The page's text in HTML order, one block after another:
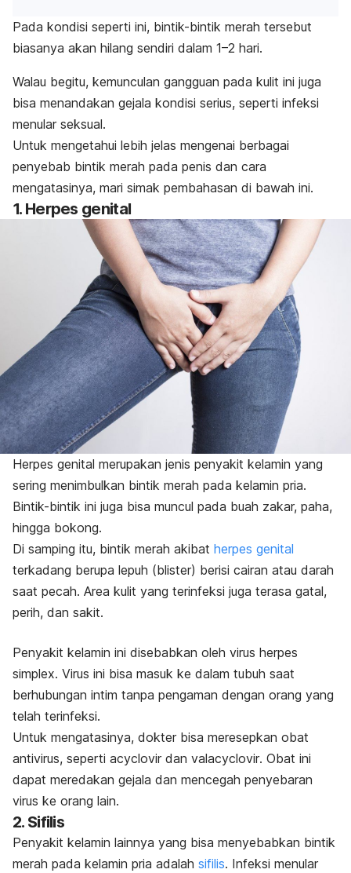
Pada kondisi seperti ini, bintik-bintik merah tersebut
biasanya akan hilang sendiri dalam 1–2 hari.
Walau begitu, kemunculan gangguan pada kulit ini juga
bisa menandakan gejala kondisi serius, seperti infeksi
menular seksual.
Untuk mengetahui lebih jelas mengenai berbagai
penyebab bintik merah pada penis dan cara
mengatasinya, mari simak pembahasan di bawah ini.
1. Herpes genital
Herpes genital merupakan jenis penyakit kelamin yang
sering menimbulkan bintik merah pada kelamin pria.
Bintik-bintik ini juga bisa muncul pada buah zakar, paha,
hingga bokong.
Di samping itu, bintik merah akibat herpes genital
terkadang berupa lepuh (blister) berisi cairan atau darah
saat pecah. Area kulit yang terinfeksi juga terasa gatal,
perih, dan sakit.
Penyakit kelamin ini disebabkan oleh virus herpes
simplex. Virus ini bisa masuk ke dalam tubuh saat
berhubungan intim tanpa pengaman dengan orang yang
telah terinfeksi.
Untuk mengatasinya, dokter bisa meresepkan obat
antivirus, seperti acyclovir dan valacyclovir. Obat ini
dapat meredakan gejala dan mencegah penyebaran
virus ke orang lain.
2. Sifilis
Penyakit kelamin lainnya yang bisa menyebabkan bintik
merah pada kelamin pria adalah sifilis. Infeksi menular